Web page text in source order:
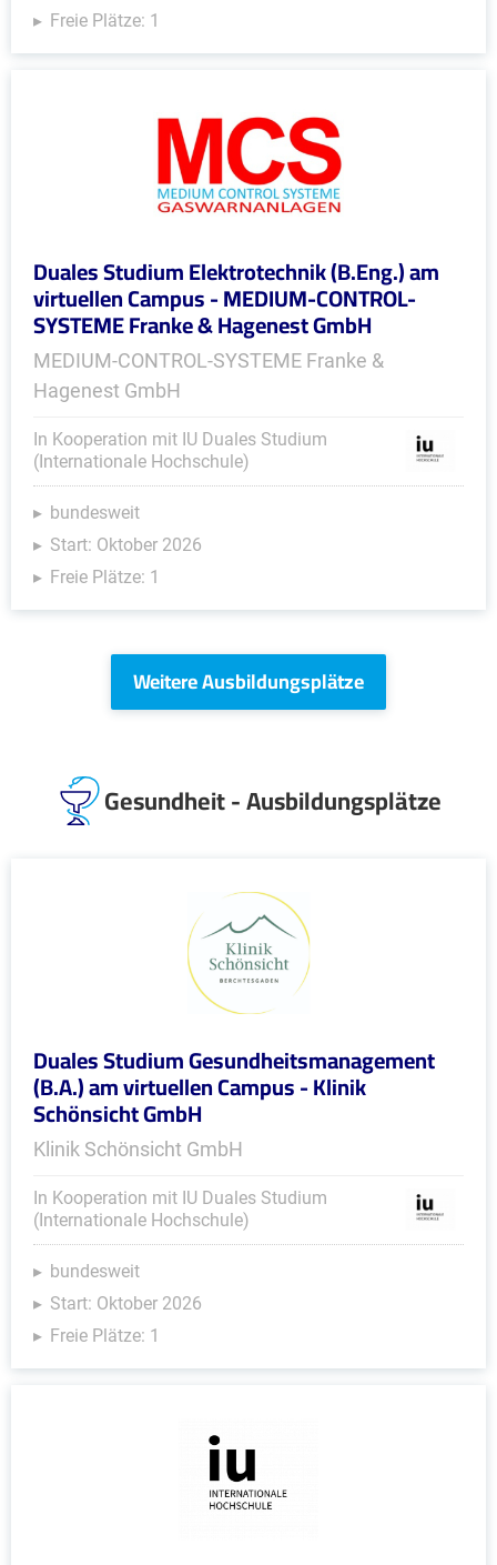
Freie Plätze: 1
Duales Studium Elektrotechnik (B.Eng.) am
virtuellen Campus - MEDIUM-CONTROL-
SYSTEME Franke & Hagenest GmbH
MEDIUM-CONTROL-SYSTEME Franke &
Hagenest GmbH
In Kooperation mit IU Duales Studium
(Internationale Hochschule)
bundesweit
Start: Oktober 2026
Freie Plätze: 1
Weitere Ausbildungsplätze
Gesundheit - Ausbildungsplätze
Duales Studium Gesundheitsmanagement
(B.A.) am virtuellen Campus - Klinik
Schönsicht GmbH
Klinik Schönsicht GmbH
In Kooperation mit IU Duales Studium
(Internationale Hochschule)
bundesweit
Start: Oktober 2026
Freie Plätze: 1